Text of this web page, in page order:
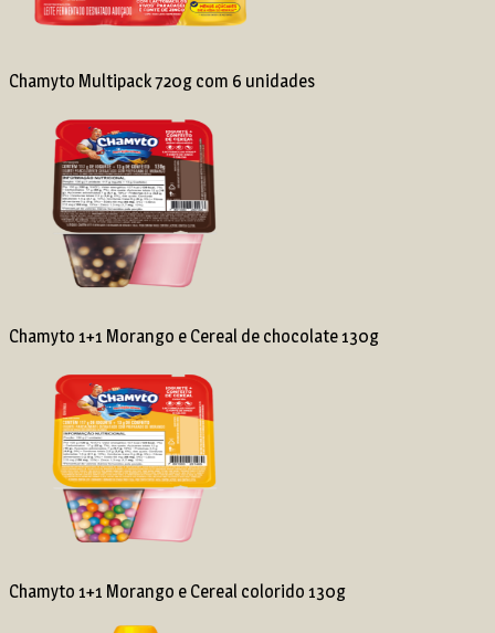
Chamyto Multipack 720g com 6 unidades
Chamyto 1+1 Morango e Cereal de chocolate 130g
Chamyto 1+1 Morango e Cereal colorido 130g